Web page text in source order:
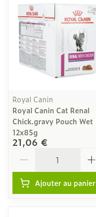
Royal Canin
Royal Canin Cat Renal
Chick.gravy Pouch Wet
12x85g
21,06 €
Ajouter au panier